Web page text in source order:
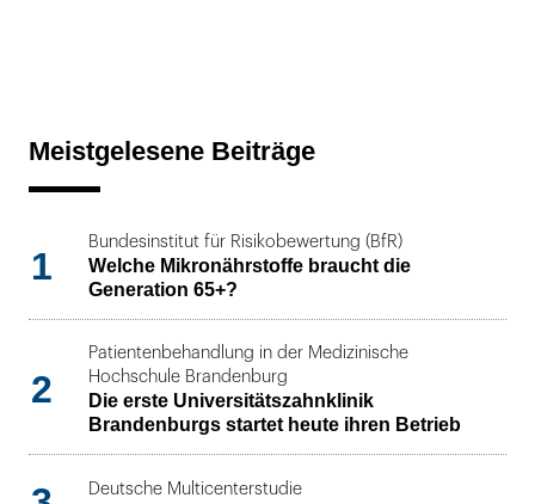
Meistgelesene Beiträge
1
Bundesinstitut für Risikobewertung (BfR)
Welche Mikronährstoffe braucht die
Generation 65+?
2
Patientenbehandlung in der Medizinische
Hochschule Brandenburg
Die erste Universitätszahnklinik
Brandenburgs startet heute ihren Betrieb
Deutsche Multicenterstudie